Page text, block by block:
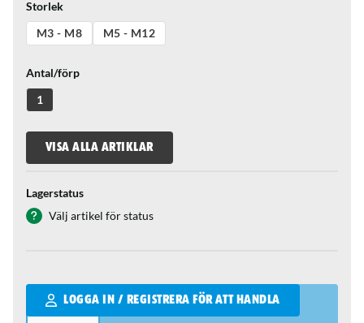
Storlek
M3 - M8
M5 - M12
Antal/förp
1
VISA ALLA ARTIKLAR
Lagerstatus
Välj artikel för status
LOGGA IN / REGISTRERA FÖR ATT HANDLA
Qantity